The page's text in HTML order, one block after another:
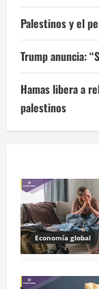
Palestinos y el
Trump anuncia:
Hamas libera a
palestinos
Economía global